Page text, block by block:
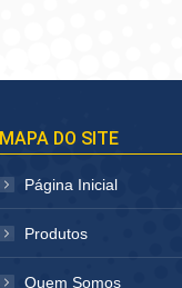
MAPA DO SITE
Página Inicial
Produtos
Quem Somos